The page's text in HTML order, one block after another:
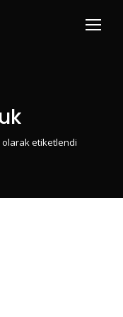
olarak etiketlendi